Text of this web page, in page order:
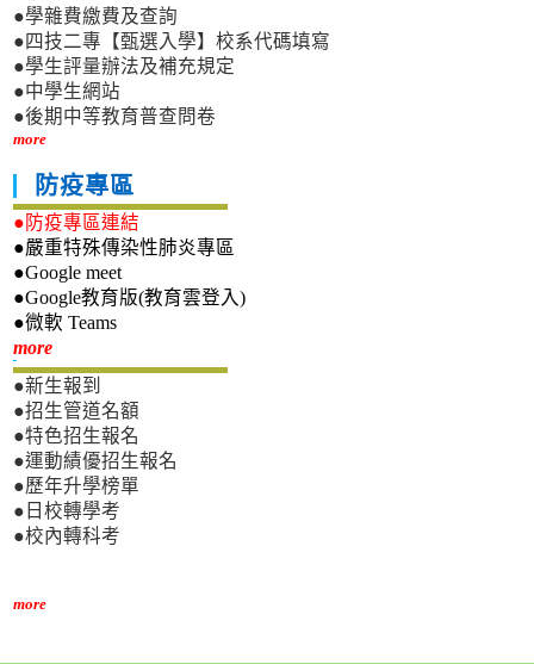
●學雜費繳費及查詢
●四技二專【甄選入學】校系代碼填寫
●學生評量辦法及補充規定
●中學生網站
●後期中等教育普查問卷
more
防疫專區
●防疫專區連結
●嚴重特殊傳染性肺炎專區
●Google meet
●Google教育版(教育雲登入)
●微軟 Teams
more新生專區
●新生報到
●招生管道名額
●特色招生報名
●運動績優招生報名
●歷年升學榜單
●日校轉學考
●校內轉科考
more